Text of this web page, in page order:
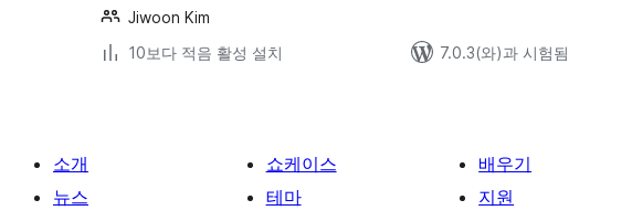
Jiwoon Kim
10보다 적음 활성 설치
7.0.3(와)과 시험됨
소개
뉴스
쇼케이스
테마
배우기
지원